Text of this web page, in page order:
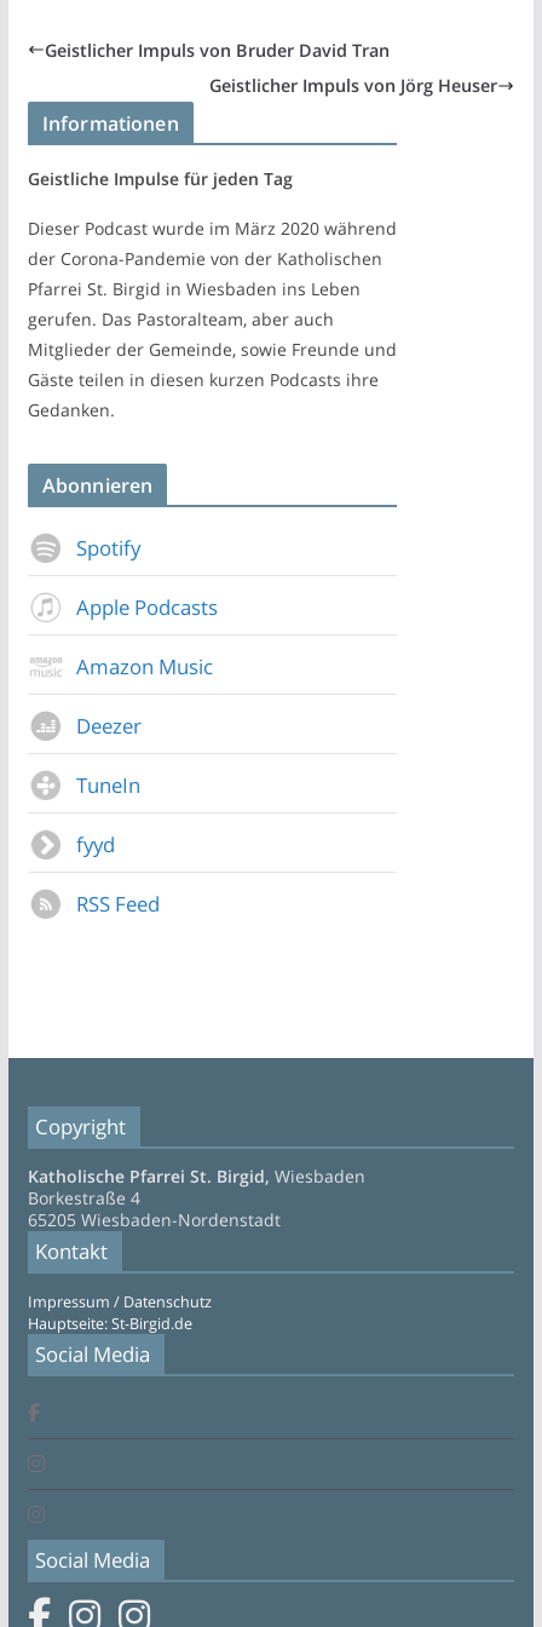
Geistlicher Impuls von Bruder David Tran
Geistlicher Impuls von Jörg Heuser
Informationen
Geistliche Impulse für jeden Tag
Dieser Podcast wurde im März 2020 während
der Corona-Pandemie von der Katholischen
Pfarrei St. Birgid in Wiesbaden ins Leben
gerufen. Das Pastoralteam, aber auch
Mitglieder der Gemeinde, sowie Freunde und
Gäste teilen in diesen kurzen Podcasts ihre
Gedanken.
Abonnieren
Spotify
Apple Podcasts
Amazon Music
Deezer
TuneIn
fyyd
RSS Feed
Copyright
Katholische Pfarrei St. Birgid, Wiesbaden
Borkestraße 4
65205 Wiesbaden-Nordenstadt
Kontakt
Impressum / Datenschutz
Hauptseite: St-Birgid.de
Social Media
Social Media